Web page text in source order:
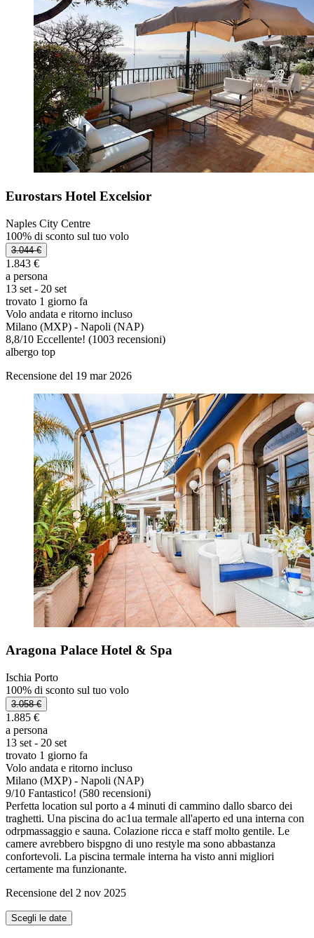
Eurostars Hotel Excelsior
Naples City Centre
100% di sconto sul tuo volo
3.044 €
1.843 €
a persona
13 set - 20 set
trovato 1 giorno fa
Volo andata e ritorno incluso
Milano (MXP) - Napoli (NAP)
8,8/10 Eccellente! (1003 recensioni)
albergo top
Recensione del 19 mar 2026
Aragona Palace Hotel & Spa
Ischia Porto
100% di sconto sul tuo volo
3.058 €
1.885 €
a persona
13 set - 20 set
trovato 1 giorno fa
Volo andata e ritorno incluso
Milano (MXP) - Napoli (NAP)
9/10 Fantastico! (580 recensioni)
Perfetta location sul porto a 4 minuti di cammino dallo sbarco dei
traghetti. Una piscina do ac1ua termale all'aperto ed una interna con
odrpmassaggio e sauna. Colazione ricca e staff molto gentile. Le
camere avrebbero bispgno di uno restyle ma sono abbastanza
confortevoli. La piscina termale interna ha visto anni migliori
certamente ma funzionante.
Recensione del 2 nov 2025
Scegli le date